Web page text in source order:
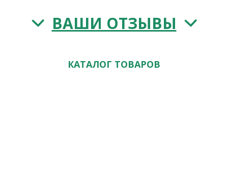
ВАШИ ОТЗЫВЫ
КАТАЛОГ ТОВАРОВ